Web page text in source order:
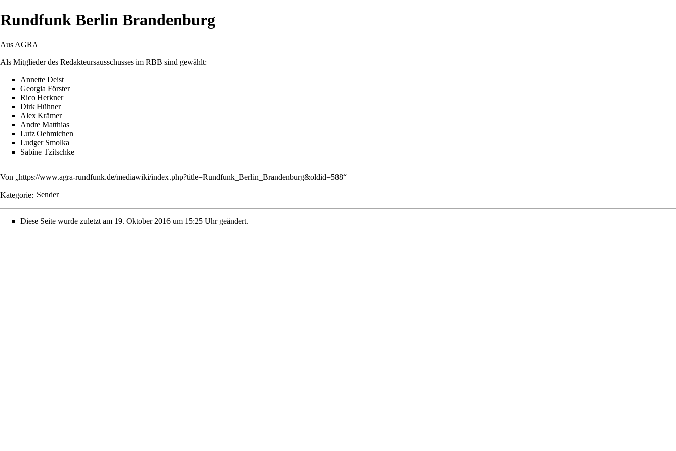
Rundfunk Berlin Brandenburg
Aus AGRA
Als Mitglieder des Redakteursausschusses im RBB sind gewählt:
Annette Deist
Georgia Förster
Rico Herkner
Dirk Hühner
Alex Krämer
Andre Matthias
Lutz Oehmichen
Ludger Smolka
Sabine Tzitschke
Von „https://www.agra-rundfunk.de/mediawiki/index.php?title=Rundfunk_Berlin_Brandenburg&oldid=588“
Kategorie: Sender
Diese Seite wurde zuletzt am 19. Oktober 2016 um 15:25 Uhr geändert.